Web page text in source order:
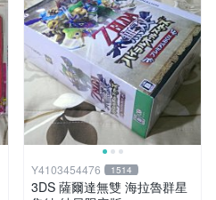
Y4103454476 1514
3DS 薩爾達無雙 海拉魯群星